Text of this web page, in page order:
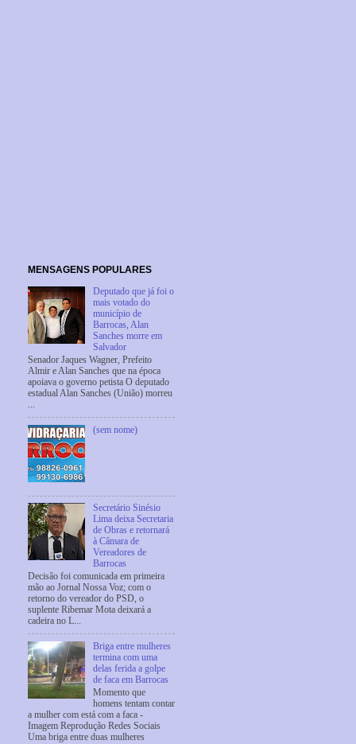
MENSAGENS POPULARES
Deputado que já foi o
mais votado do
município de
Barrocas, Alan
Sanches morre em
Salvador
Senador Jaques Wagner, Prefeito
Almir e Alan Sanches que na época
apoiava o governo petista O deputado
estadual Alan Sanches (União) morreu
...
(sem nome)
Secretário Sinésio
Lima deixa Secretaria
de Obras e retornará
à Câmara de
Vereadores de
Barrocas
Decisão foi comunicada em primeira
mão ao Jornal Nossa Voz; com o
retorno do vereador do PSD, o
suplente Ribemar Mota deixará a
cadeira no L...
Briga entre mulheres
termina com uma
delas ferida a golpe
de faca em Barrocas
Momento que
homens tentam contar
a mulher com está com a faca -
Imagem Reprodução Redes Sociais
Uma briga entre duas mulheres